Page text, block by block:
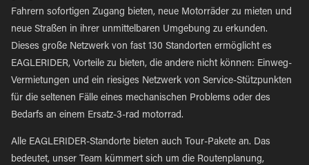
Fahrern sofortigen Zugang bieten, neue Motorräder zu mieten und
neue Straßen in ihrer unmittelbaren Umgebung zu erkunden.
Dieses große Netzwerk von fast 130 Standorten ermöglicht es
EAGLERIDER, Vorteile zu bieten, die andere nicht können: Einweg-
Vermietungen und ein riesiges Netzwerk von Service-Stützpunkten
für die seltenen Fälle eines mechanischen Problems oder des
Bedarfs an einem Ersatz-3-rad motorrad.
Alle EAGLERIDER-Standorte bieten auch Tour-Pakete an. Das
bedeutet, unser Team kümmert sich um die Routenplanung,